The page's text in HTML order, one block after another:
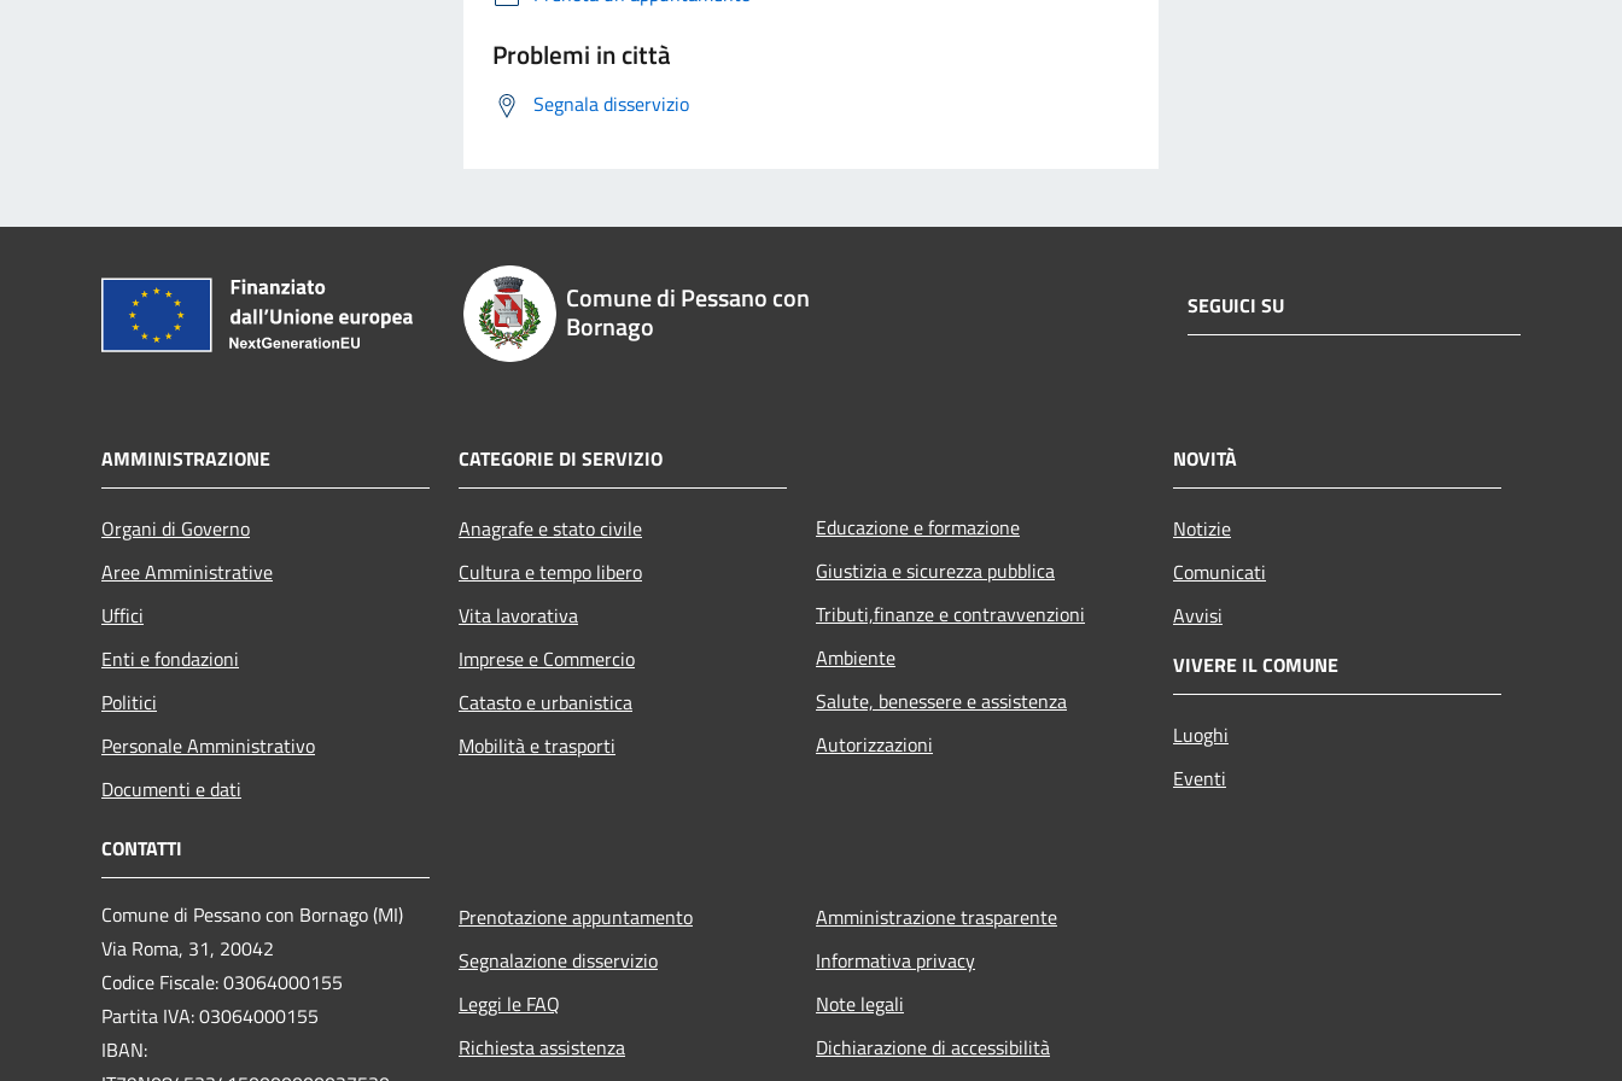
Problemi in città
Segnala disservizio
Comune di Pessano con
Bornago
SEGUICI SU
AMMINISTRAZIONE
Organi di Governo
Aree Amministrative
Uffici
Enti e fondazioni
Politici
Personale Amministrativo
Documenti e dati
CATEGORIE DI SERVIZIO
Anagrafe e stato civile
Cultura e tempo libero
Vita lavorativa
Imprese e Commercio
Catasto e urbanistica
Mobilità e trasporti
Educazione e formazione
Giustizia e sicurezza pubblica
Tributi,finanze e contravvenzioni
Ambiente
Salute, benessere e assistenza
Autorizzazioni
NOVITÀ
Notizie
Comunicati
Avvisi
VIVERE IL COMUNE
Luoghi
Eventi
CONTATTI
Comune di Pessano con Bornago (MI)
Via Roma, 31, 20042
Codice Fiscale: 03064000155
Partita IVA: 03064000155
IBAN:
Prenotazione appuntamento
Segnalazione disservizio
Leggi le FAQ
Richiesta assistenza
Amministrazione trasparente
Informativa privacy
Note legali
Dichiarazione di accessibilità